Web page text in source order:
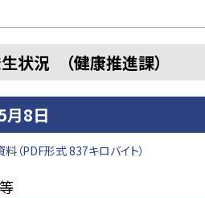
状況 （健康推進課）
月8日
（PDF形式 837キロバイト）